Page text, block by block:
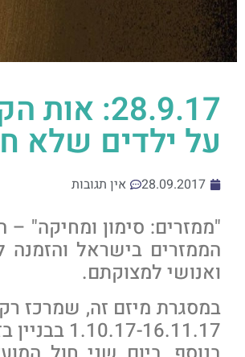
28.9.17:
על ילדים שלא
28.09.2017 אין תגובות
"ממזרים: סימון ומחיקה"
הממזרים בישראל והזמנה
ואנושי למצוקתם.
במסגרת מיזם זה, שמרכז
1.10.17-16.11.17 בבניין בזק, רחוב שופן 12 ירושלים.